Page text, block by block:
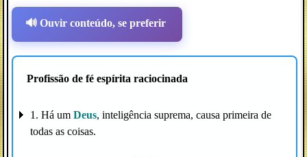
🔊 Ouvir conteúdo, se preferir
Profissão de fé espírita raciocinada
1. Há um Deus, inteligência suprema, causa primeira de
todas as coisas.